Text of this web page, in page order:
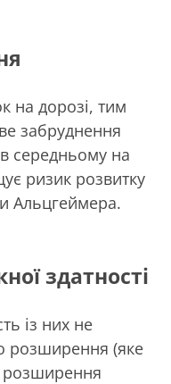
на дорозі, тим
забруднення
середньому на
ризик розвитку
Альцгеймера.
здатності
із них не
розширення (яке